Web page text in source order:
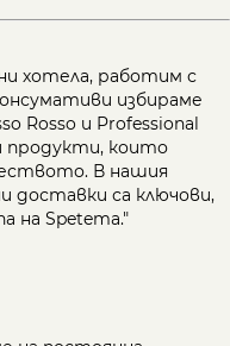
хотела, работим с
избираме
Rosso и Professional
продукти, които
В нашия
доставки са ключови,
на Spetema."